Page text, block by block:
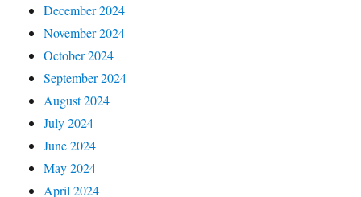
December 2024
November 2024
October 2024
September 2024
August 2024
July 2024
June 2024
May 2024
April 2024